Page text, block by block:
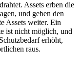
Assets erben die
und geben den
Assets weiter. Ein
ist nicht möglich, und
erhöht,
raus.